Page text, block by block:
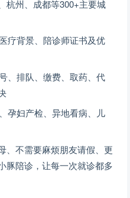
杭州、成都等300+主要城
疗背景、陪诊师证书及优
、排队、缴费、取药、代
孕妇产检、异地看病、儿
、不需要麻烦朋友请假、更
豚陪诊，让每一次就诊都多